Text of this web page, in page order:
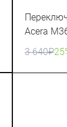
Acera
3 640₽